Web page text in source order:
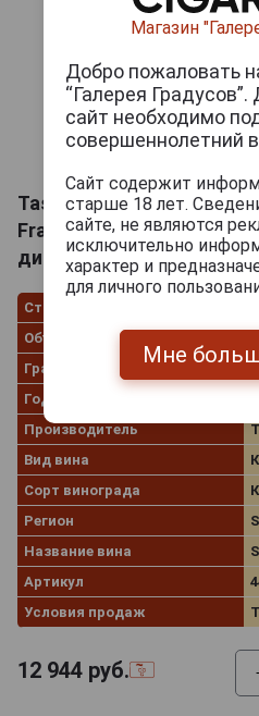
Tasca d'Almerita
Francesco 2016 Вино
ди Склафани 2016г 1,5л
Страна производства
Объём
Градус
Год производства
Производитель
Вид вина
Сорт винограда
Регион
Название вина
Артикул
Условия продаж
12 944 руб. -
Магазин
Добро пожаловать
“Галерея
сайт необходимо
совершеннолетний
Сайт содержит
старше 18 лет.
сайте, не являются
исключительно
характер и
для личного
Мне